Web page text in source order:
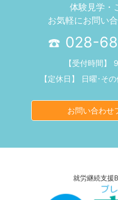
体験見学・
お気軽にお問い
028-
【受付時間】
【定休日】 日曜･そ
お問い合わせ
就労継続支援